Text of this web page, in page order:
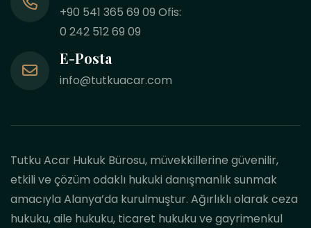
+90 541 365 69 09 Ofis:
0 242 512 69 09
E-Posta
info@tutkuacar.com
Tutku Acar Hukuk Bürosu, müvekkillerine güvenilir,
etkili ve çözüm odaklı hukuki danışmanlık sunmak
amacıyla Alanya’da kurulmuştur. Ağırlıklı olarak ceza
hukuku, aile hukuku, ticaret hukuku ve gayrimenkul